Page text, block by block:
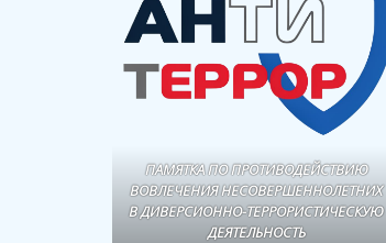
ПАМЯТКА ПО ПРОТИВОДЕЙСТВИЮ
ВОВЛЕЧЕНИЯ НЕСОВЕРШЕННОЛЕТНИХ
В ДИВЕРСИОННО-ТЕРРОРИСТИЧЕСКУЮ
ДЕЯТЕЛЬНОСТЬ